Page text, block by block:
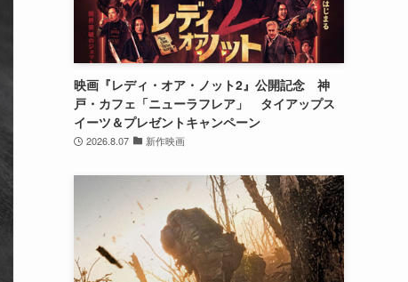
映画『レディ・オア・ノット2』公開記念 神
戸・カフェ「ニューラフレア」 タイアップス
イーツ＆プレゼントキャンペーン
2026.8.07 新作映画